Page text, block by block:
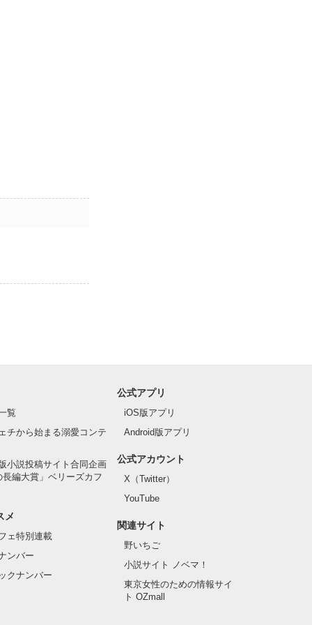
覧
チから始まる溺愛コンテ
小説投稿サイト合同企画
長編大賞」ベリーズカフ
メ
ェ特別連載
ンバー
クナンバー
公式アプリ
iOS版アプリ
Android版アプリ
公式アカウント
X（Twitter）
YouTube
関連サイト
野いちご
小説サイト ノベマ！
東京女性のための情報サイ
ト OZmall